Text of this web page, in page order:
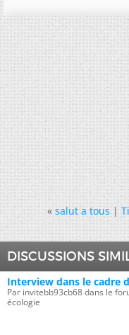
« salut a tous|
DISCUSSIONS
Interview dans le cadre
Par invitebb93cb68 dans le
écologie